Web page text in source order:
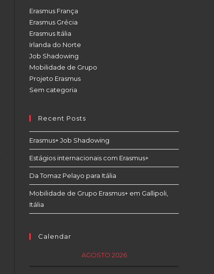
Erasmus França
Erasmus Grécia
Erasmus Itália
Irlanda do Norte
Job Shadowing
Mobilidade de Grupo
Projeto Erasmus
Sem categoria
Recent Posts
Erasmus+ Job Shadowing
Estágios internacionais com Erasmus+
Da Tomaz Pelayo para Itália
Mobilidade de Grupo Erasmus+ em Gallipoli,
Itália
Calendar
AGOSTO 2026